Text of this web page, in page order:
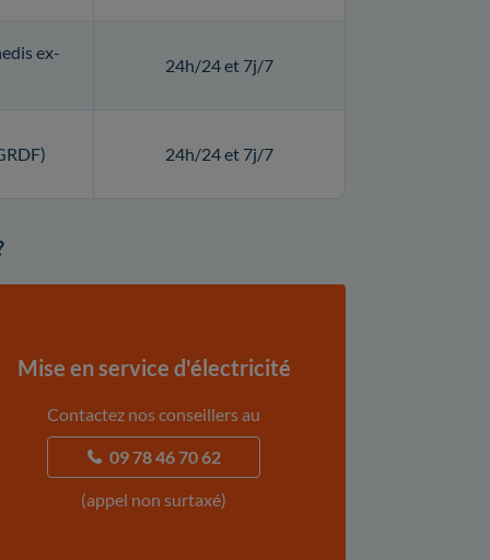
ex-
24h/24 et 7j/7
24h/24 et 7j/7
Mise en service d'électricité
Contactez nos conseillers au
09 78 46 70 62
(appel non surtaxé)